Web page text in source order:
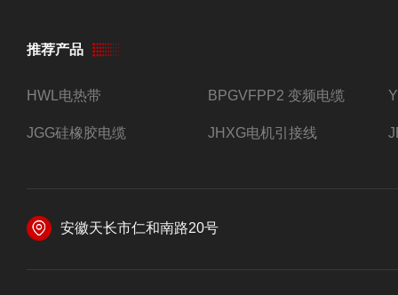
推荐产品
HWL电热带 BPGVFPP2 变频电缆
JGG硅橡胶电缆 JHXG电机引接线
安徽天长市仁和南路20号